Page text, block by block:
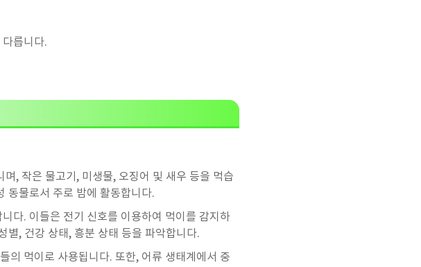
릅니다.
, 작은 물고기, 미생물, 오징어 및 새우 등을 먹습
동물로서 주로 밤에 활동합니다.
다. 이들은 전기 신호를 이용하여 먹이를 감지하
별, 건강 상태, 흥분 상태 등을 파악합니다.
의 먹이로 사용됩니다. 또한, 어류 생태계에서 중